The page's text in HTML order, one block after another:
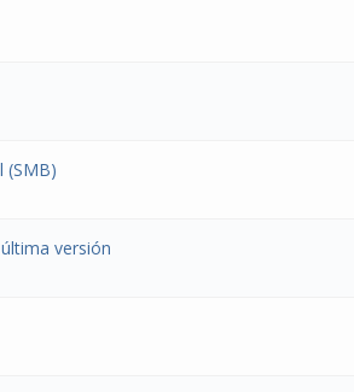
(SMB)
versión